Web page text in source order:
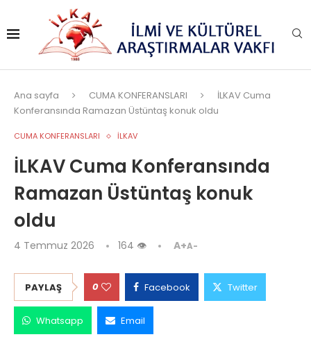
Ana sayfa CUMA KONFERANSLARI
İLKAV Cuma
Konferansında Ramazan Üstüntaş konuk oldu
CUMA KONFERANSLARI İLKAV
İLKAV Cuma Konferansında
Ramazan Üstüntaş konuk
oldu
4 Temmuz 2026 164 👁 A+A-
PAYLAŞ 0 Facebook Twitter
Whatsapp Email